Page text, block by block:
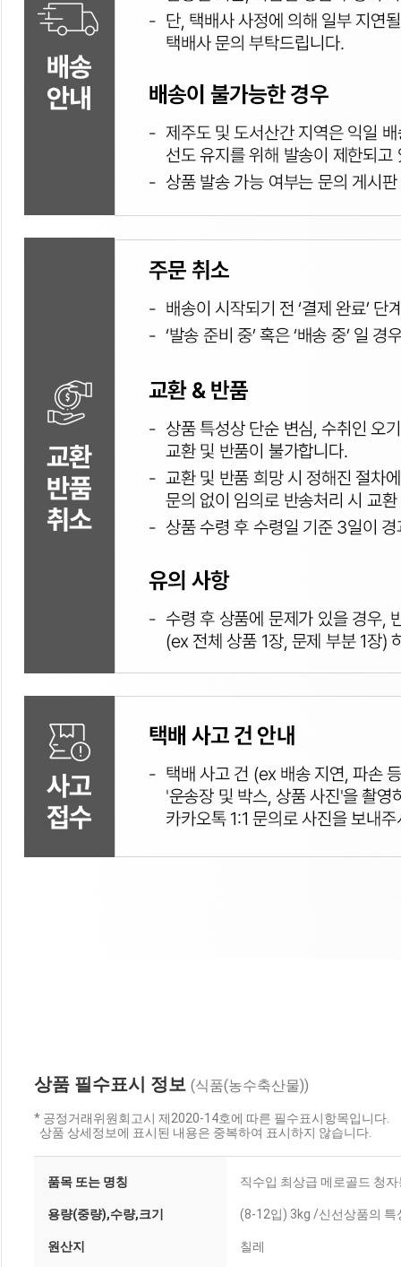
상품 필수표시 정보 (식품(농수축산물))
* 공정거래위원회고시 제2020-14호에 따른 필수표시항목입니다.
상품 상세정보에 표시된 내용은 중복하여 표시하지 않습니다.
품목 또는 명칭 직수입 최상급 메로골드 청자
용량(중량),수량,크기 (8-12입) 3kg /신선상품의 특
원산지 칠레